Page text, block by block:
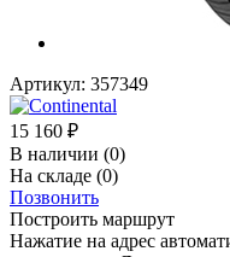
Артикул: 357349
15 160 ₽
В наличии (0)
На складе (0)
Позвонить
Построить маршрут
Нажатие на адрес